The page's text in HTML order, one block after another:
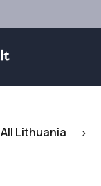
All Lithuania >